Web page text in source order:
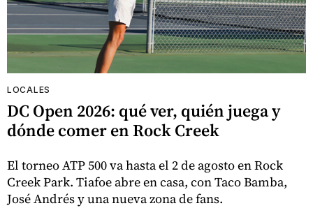
LOCALES
DC Open 2026: qué ver, quién juega y
dónde comer en Rock Creek
El torneo ATP 500 va hasta el 2 de agosto en Rock
Creek Park. Tiafoe abre en casa, con Taco Bamba,
José Andrés y una nueva zona de fans.